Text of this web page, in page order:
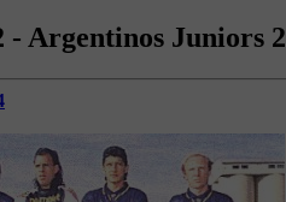
- Argentinos Juniors 2